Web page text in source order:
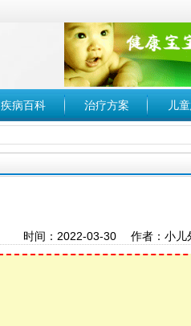
疾病百科 治疗方案 儿
时间：2022-03-30 作者：小